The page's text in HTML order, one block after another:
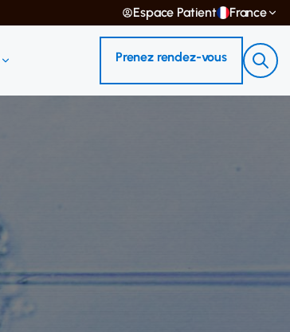
Espace Patient France
Prenez rendez-vous